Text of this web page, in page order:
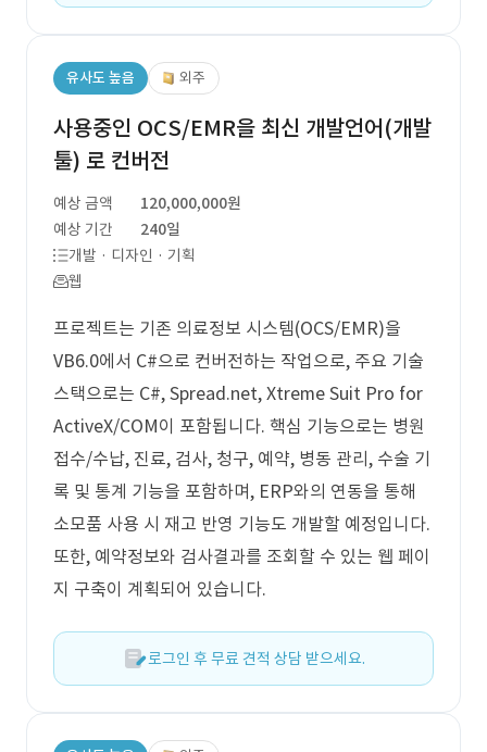
유사도 높음 외주
사용중인 OCS/EMR을 최신 개발언어(개발
툴) 로 컨버전
예상 금액
120,000,000원
예상 기간
240일
개발 · 디자인 · 기획
웹
프로젝트는 기존 의료정보 시스템(OCS/EMR)을
VB6.0에서 C#으로 컨버전하는 작업으로, 주요 기술
스택으로는 C#, Spread.net, Xtreme Suit Pro for
ActiveX/COM이 포함됩니다. 핵심 기능으로는 병원
접수/수납, 진료, 검사, 청구, 예약, 병동 관리, 수술 기
록 및 통계 기능을 포함하며, ERP와의 연동을 통해
소모품 사용 시 재고 반영 기능도 개발할 예정입니다.
또한, 예약정보와 검사결과를 조회할 수 있는 웹 페이
지 구축이 계획되어 있습니다.
로그인 후 무료 견적 상담 받으세요.